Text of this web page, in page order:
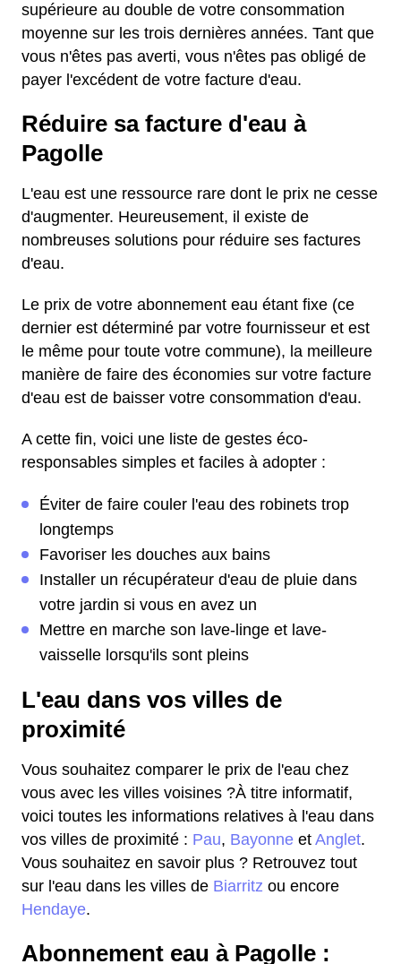
supérieure au double de votre consommation
moyenne sur les trois dernières années. Tant que
vous n'êtes pas averti, vous n'êtes pas obligé de
payer l'excédent de votre facture d'eau.
Réduire sa facture d'eau à
Pagolle
L'eau est une ressource rare dont le prix ne cesse
d'augmenter. Heureusement, il existe de
nombreuses solutions pour réduire ses factures
d'eau.
Le prix de votre abonnement eau étant fixe (ce
dernier est déterminé par votre fournisseur et est
le même pour toute votre commune), la meilleure
manière de faire des économies sur votre facture
d'eau est de baisser votre consommation d'eau.
A cette fin, voici une liste de gestes éco-
responsables simples et faciles à adopter :
Éviter de faire couler l'eau des robinets trop
longtemps
Favoriser les douches aux bains
Installer un récupérateur d'eau de pluie dans
votre jardin si vous en avez un
Mettre en marche son lave-linge et lave-
vaisselle lorsqu'ils sont pleins
L'eau dans vos villes de
proximité
Vous souhaitez comparer le prix de l'eau chez
vous avec les villes voisines ?À titre informatif,
voici toutes les informations relatives à l'eau dans
vos villes de proximité : Pau, Bayonne et Anglet.
Vous souhaitez en savoir plus ? Retrouvez tout
sur l'eau dans les villes de Biarritz ou encore
Hendaye.
Abonnement eau à Pagolle :